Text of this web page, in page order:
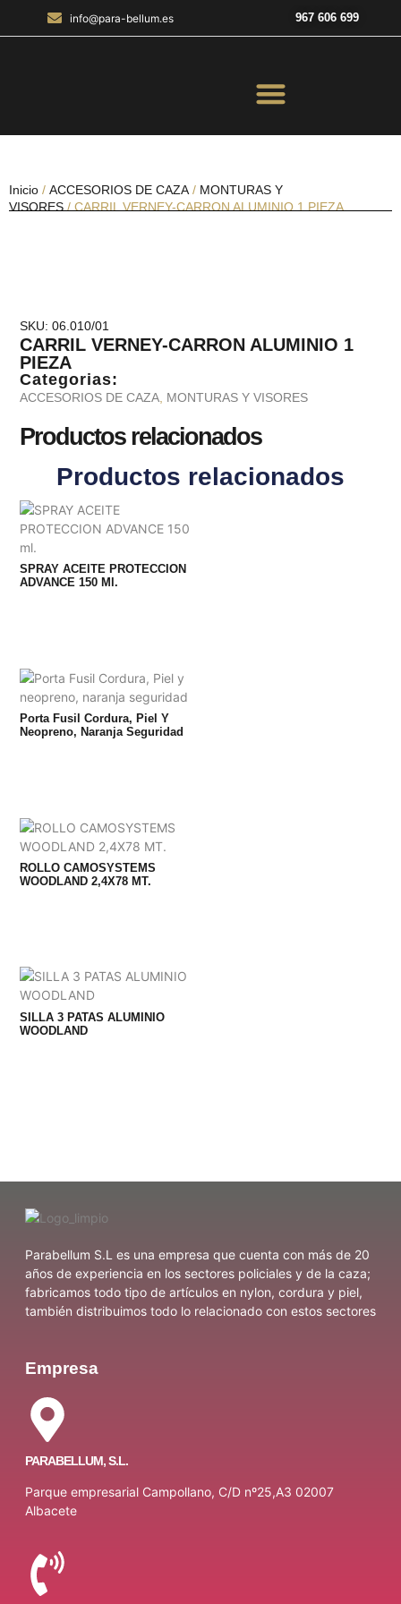
info@para-bellum.es 967 606 699
Inicio / ACCESORIOS DE CAZA / MONTURAS Y
VISORES / CARRIL VERNEY-CARRON ALUMINIO 1 PIEZA
SKU: 06.010/01
CARRIL VERNEY-CARRON ALUMINIO 1
PIEZA
Categorias:
ACCESORIOS DE CAZA MONTURAS Y VISORES
Productos relacionados
Productos relacionados
SPRAY ACEITE PROTECCION
ADVANCE 150 Ml.
Porta Fusil Cordura, Piel Y
Neopreno, Naranja Seguridad
ROLLO CAMOSYSTEMS
WOODLAND 2,4X78 MT.
SILLA 3 PATAS ALUMINIO
WOODLAND
Parabellum S.L es una empresa que cuenta con más de 20
años de experiencia en los sectores policiales y de la caza;
fabricamos todo tipo de artículos en nylon, cordura y piel,
también distribuimos todo lo relacionado con estos sectores
Empresa
PARABELLUM, S.L.
Parque empresarial Campollano, C/D nº25,A3 02007
Albacete